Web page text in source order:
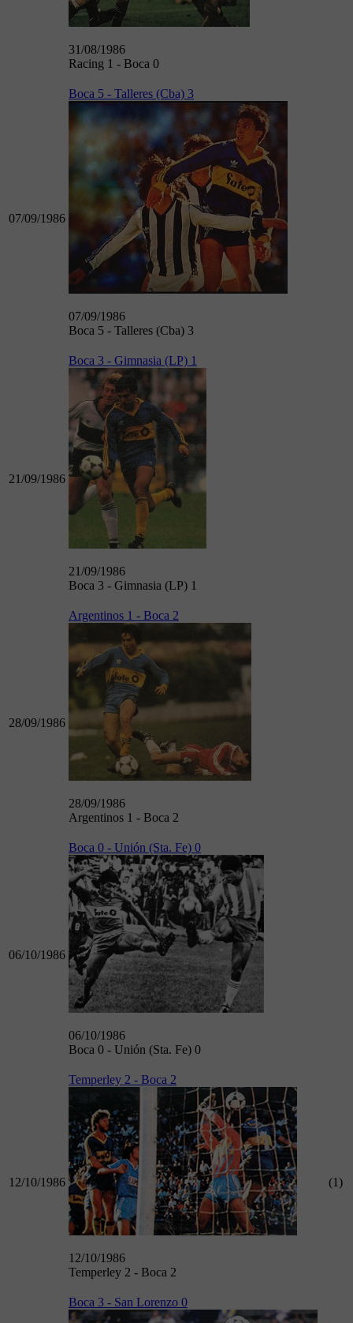
31/08/1986
Racing 1 - Boca 0
07/09/1986
Boca 5 - Talleres (Cba) 3
07/09/1986
Boca 5 - Talleres (Cba) 3
21/09/1986
Boca 3 - Gimnasia (LP) 1
21/09/1986
Boca 3 - Gimnasia (LP) 1
28/09/1986
Argentinos 1 - Boca 2
28/09/1986
Argentinos 1 - Boca 2
06/10/1986
Boca 0 - Unión (Sta. Fe) 0
06/10/1986
Boca 0 - Unión (Sta. Fe) 0
12/10/1986
Temperley 2 - Boca 2
12/10/1986
Temperley 2 - Boca 2
(1)
Boca 3 - San Lorenzo 0